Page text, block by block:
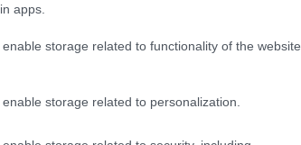
apps.
storage related to functionality of the website
storage related to personalization.